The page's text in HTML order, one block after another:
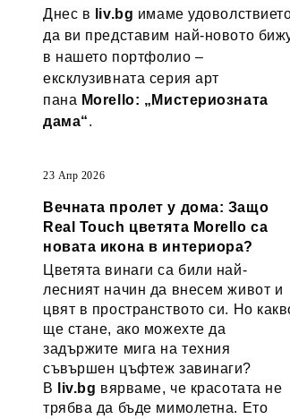
Днес в liv.bg имаме
да ви представим най-новото
в нашето портфолио –
ексклузивната серия арт
пана Morello: „Мистериозната
дама“.
23 Апр 2026
Вечната пролет у дома: Защо
Real Touch цветята Morello са
новата икона в интериора?
Цветята винаги са били най-
лесният начин да внесем живот и
цвят в пространството си. Но
ще стане, ако можехте да
задържите мига на техния
съвършен цъфтеж завинаги?
В
liv.bg вярваме, че красотата не
трябва да бъде мимолетна. Ето